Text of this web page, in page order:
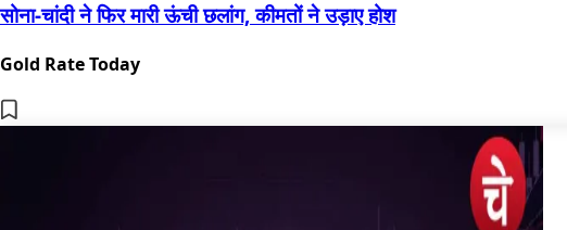
सोना-चांदी ने फिर मारी ऊंची छलांग, कीमतों ने उड़ाए होश
Gold Rate Today